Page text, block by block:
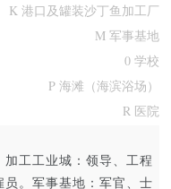
K 港口及罐装沙丁鱼加工厂
M 军事基地
0 学校
P 海滩（海滨浴场）
R 医院
工工业城：领导、工程
。军事基地：军官、士